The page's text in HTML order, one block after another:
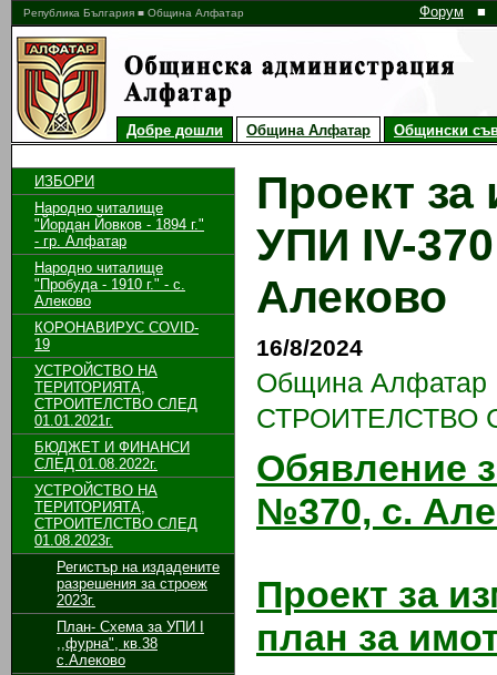
Република България ■ Община Алфатар Форум ■
Добре дошли Община Алфатар Общински
ИЗБОРИ
Народно читалище
"Йордан Йовков - 1894 г."
- гр. Алфатар
Народно читалище
"Пробуда - 1910 г." - с.
Алеково
КОРОНАВИРУС COVID-
19
УСТРОЙСТВО НА
ТЕРИТОРИЯТА,
СТРОИТЕЛСТВО СЛЕД
01.01.2021г.
БЮДЖЕТ И ФИНАНСИ
СЛЕД 01.08.2022г.
УСТРОЙСТВО НА
ТЕРИТОРИЯТА,
СТРОИТЕЛСТВО СЛЕД
01.08.2023г.
Регистър на издадените
разрешения за строеж
2023г.
План- Схема за УПИ I
,,фурна", кв.38
с.Алеково
Проект
УПИ ІV-
Алеково
16/8/2024
Община Алфатар
СТРОИТЕЛСТВО
Обявление
№370, с.
Проект за
план за